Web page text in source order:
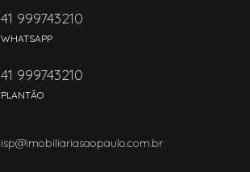
41 999743210
WHATSAPP
41 999743210
PLANTÃO
isp@imobiliariasaopaulo.com.br